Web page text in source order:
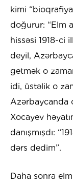
kimi
doğurur: “Elm
hissəsi 1918-ci
deyil,
getmək o
idi, üstəlik o
Azərbaycanda
Xocayev
danışmışdı:
dərs dedim”.
Daha sonra